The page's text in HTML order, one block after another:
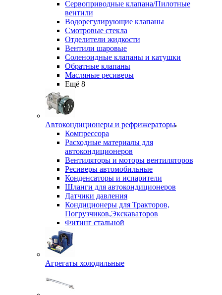
Сервоприводные клапана/Пилотные
вентили
Водорегулирующие клапаны
Смотровые стекла
Отделители жидкости
Вентили шаровые
Соленоидные клапаны и катушки
Обратные клапаны
Масляные ресиверы
Ещё 8
Автокондиционеры и рефрижераторы
Компрессора
Расходные материалы для
автокондиционеров
Вентиляторы и моторы вентиляторов
Ресиверы автомобильные
Конденсаторы и испарители
Шланги для автокондиционеров
Датчики давления
Кондиционеры для Тракторов,
Погрузчиков,Экскаваторов
Фитинг стальной
Агрегаты холодильные